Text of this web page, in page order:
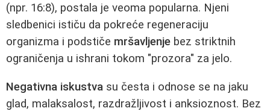
(npr. 16:8), postala je veoma popularna. Njeni
sledbenici ističu da pokreće regeneraciju
organizma i podstiče mršavljenje bez striktnih
ograničenja u ishrani tokom "prozora" za jelo.
Negativna iskustva su česta i odnose se na jaku
glad, malaksalost, razdražljivost i anksioznost. Bez